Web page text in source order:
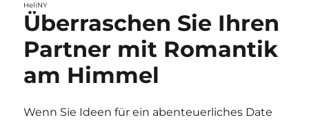
HeliNY
Überraschen Sie Ihren
Partner mit Romantik
am Himmel
Wenn Sie Ideen für ein abenteuerliches Date